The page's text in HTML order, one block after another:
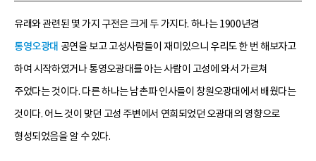
유래와 관련된 몇 가지 구전은 크게 두 가지다. 하나는 1900년경
통영오광대 공연을 보고 고성사람들이 재미있으니 우리도 한 번 해보자고
하여 시작하였거나 통영오광대를 아는 사람이 고성에 와서 가르쳐
주었다는 것이다. 다른 하나는 남촌파 인사들이 창원오광대에서 배웠다는
것이다. 어느 것이 맞던 고성 주변에서 연희되었던 오광대의 영향으로
형성되었음을 알 수 있다.